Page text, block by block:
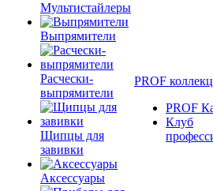
Мультистайлеры
Выпрямители
Расчески-
выпрямители
Щипцы для
завивки
Аксессуары
PROF
PROF
Клуб